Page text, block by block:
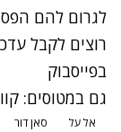
לגרום להם
בפייסבוק
גם במטוסים:
אל על סאן דור